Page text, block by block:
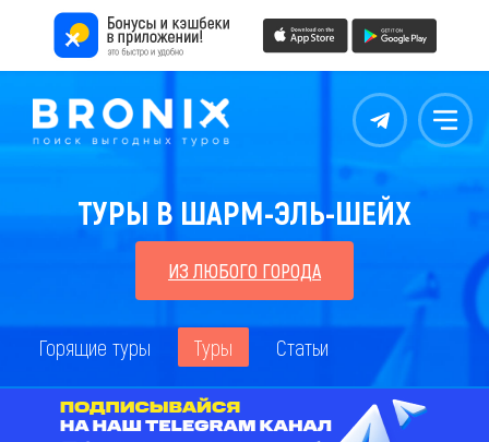
Контакты Меню
ТУРЫ В ШАРМ-ЭЛЬ-ШЕЙХ
ИЗ ЛЮБОГО ГОРОДА
Горящие туры Туры Статьи